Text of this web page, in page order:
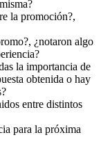
la promoción?,
¿notaron algo
la importancia de
obtenida o hay
entre distintos
para la próxima